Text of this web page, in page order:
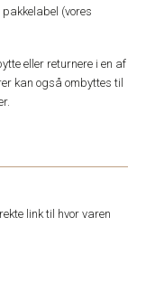
(vores
eller returnere i en af
kan også ombyttes til
link til hvor varen